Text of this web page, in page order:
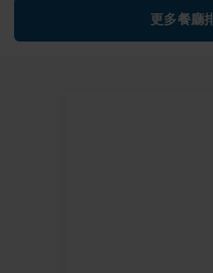
更多餐廳